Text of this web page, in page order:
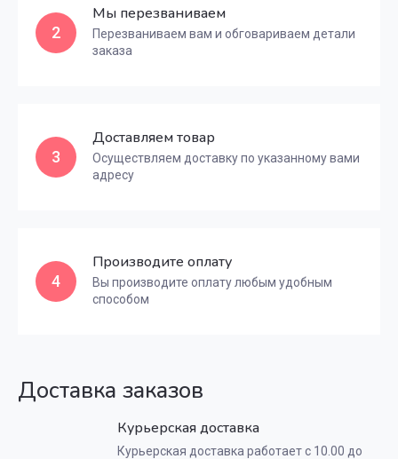
2
Мы перезваниваем
Перезваниваем вам и обговариваем детали
заказа
3
Доставляем товар
Осуществляем доставку по указанному вами
адресу
4
Производите оплату
Вы производите оплату любым удобным
способом
Доставка заказов
Курьерская доставка
Курьерская доставка работает с 10.00 до